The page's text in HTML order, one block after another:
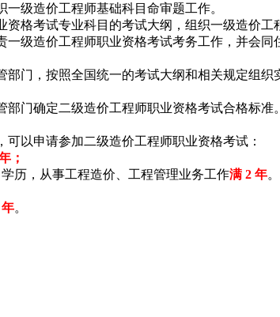
级造价工程师基础科目命审题工作。
格考试专业科目的考试大纲，组织一级造价工
级造价工程师职业资格考试考务工作，并会
门，按照全国统一的考试大纲和相关规定组织
门确定二级造价工程师职业资格考试合格标准。
以申请参加二级造价工程师职业资格考试：
；
历，从事工程造价、工程管理业务工作满 2 年。
。